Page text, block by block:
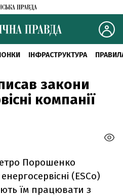
ІНФРАСТРУКТУРА
закони
компанії
Порошенко
(ESCo)
їм працювати з